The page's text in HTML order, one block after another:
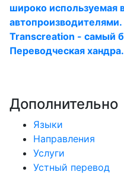
Дополнительно
Языки
Направления
Услуги
Устный перевод
широко используемая
автопроизводителями.
Transcreation - самый
Переводческая